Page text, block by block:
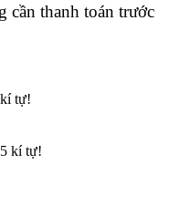
cần thanh toán trước
tự!
kí tự!